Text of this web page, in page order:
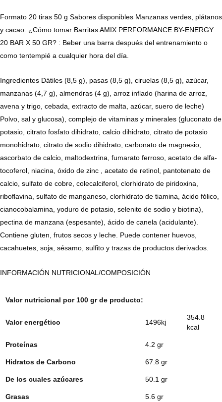
Formato 20 tiras 50 g Sabores disponibles Manzanas verdes, plátanos
y cacao. ¿Cómo tomar Barritas AMIX PERFORMANCE BY-ENERGY
20 BAR X 50 GR? : Beber una barra después del entrenamiento o
como tentempié a cualquier hora del día.
Ingredientes Dátiles (8,5 g), pasas (8,5 g), ciruelas (8,5 g), azúcar,
manzanas (4,7 g), almendras (4 g), arroz inflado (harina de arroz,
avena y trigo, cebada, extracto de malta, azúcar, suero de leche)
Polvo, sal y glucosa), complejo de vitaminas y minerales (gluconato de
potasio, citrato fosfato dihidrato, calcio dihidrato, citrato de potasio
monohidrato, citrato de sodio dihidrato, carbonato de magnesio,
ascorbato de calcio, maltodextrina, fumarato ferroso, acetato de alfa-
tocoferol, niacina, óxido de zinc , acetato de retinol, pantotenato de
calcio, sulfato de cobre, colecalciferol, clorhidrato de piridoxina,
riboflavina, sulfato de manganeso, clorhidrato de tiamina, ácido fólico,
cianocobalamina, yoduro de potasio, selenito de sodio y biotina),
pectina de manzana (espesante), ácido de canela (acidulante).
Contiene gluten, frutos secos y leche. Puede contener huevos,
cacahuetes, soja, sésamo, sulfito y trazas de productos derivados.
INFORMACIÓN NUTRICIONAL/COMPOSICIÓN
Valor nutricional por 100 gr de producto:
Valor energético 1496kj
354.8
kcal
Proteínas 4.2 gr
Hidratos de Carbono 67.8 gr
De los cuales azúcares 50.1 gr
Grasas 5.6 gr